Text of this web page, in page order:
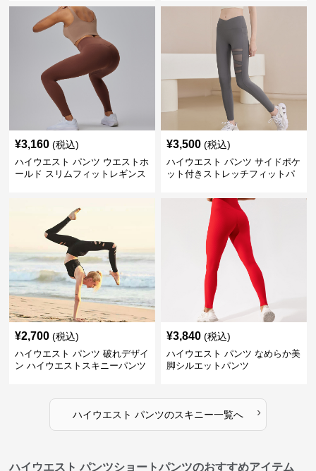
¥3,160 (税込)
ハイウエスト パンツ ウエストホ
ールド スリムフィットレギンス
¥3,500 (税込)
ハイウエスト パンツ サイドポケ
ット付きストレッチフィットパ
¥2,700 (税込)
ハイウエスト パンツ 破れデザイ
ン ハイウエストスキニーパンツ
¥3,840 (税込)
ハイウエスト パンツ なめらか美
脚シルエットパンツ
ハイウエスト パンツのスキニー一覧へ ›
ハイウエスト パンツショートパンツのおすすめアイテム